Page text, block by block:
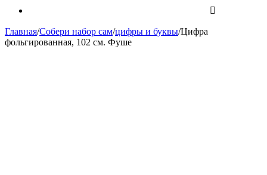
Главная/Собери набор сам/цифры и буквы/Цифра
фольгированная, 102 см. Фуше